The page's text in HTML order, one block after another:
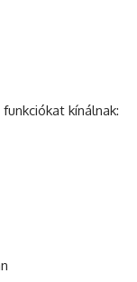
kínálnak: